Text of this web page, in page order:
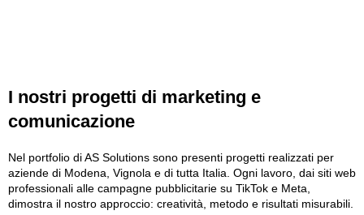
I nostri progetti di marketing e
comunicazione
Nel portfolio di AS Solutions sono presenti progetti realizzati per
aziende di Modena, Vignola e di tutta Italia. Ogni lavoro, dai siti web
professionali alle campagne pubblicitarie su TikTok e Meta,
dimostra il nostro approccio: creatività, metodo e risultati misurabili.